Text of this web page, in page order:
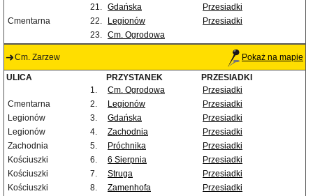
21. Gdańska
Przesiadki
Cmentarna
22. Legionów
Przesiadki
23. Cm. Ogrodowa
Cm. Zarzew Pokaż na mapie
ULICA PRZYSTANEK
PRZESIADKI
1.
Cm. Ogrodowa
Przesiadki
Cmentarna
2. Legionów
Przesiadki
Legionów
3. Gdańska
Przesiadki
Legionów
4. Zachodnia
Przesiadki
Zachodnia
5. Próchnika
Przesiadki
Kościuszki
6. 6 Sierpnia
Przesiadki
Kościuszki
7. Struga
Przesiadki
Kościuszki
8. Zamenhofa Przesiadki